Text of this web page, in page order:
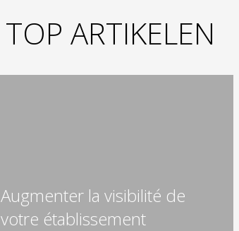
TOP ARTIKELEN
Augmenter la visibilité de
votre établissement